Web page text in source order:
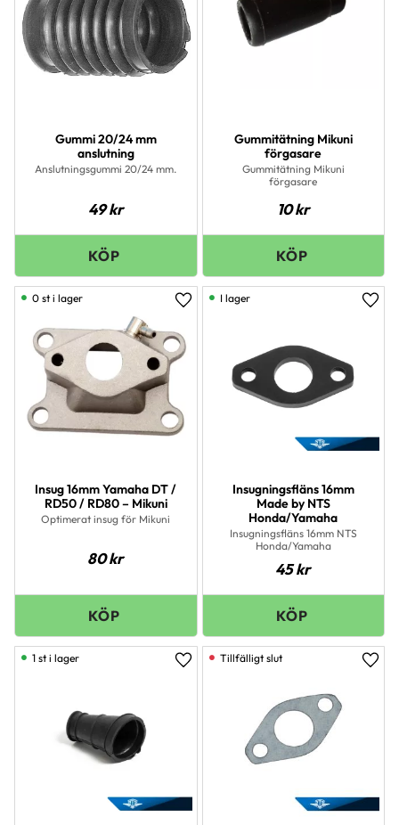
Gummi 20/24 mm
anslutning
Anslutningsgummi 20/24 mm.
49kr
Gummitätning Mikuni
förgasare
Gummitätning Mikuni
förgasare
10kr
Insug 16mm Yamaha DT /
RD50 / RD80 – Mikuni
Optimerat insug för Mikuni
80kr
Lägg till i favoriter
0 st i lager
Insugningsfläns 16mm
Made by NTS
Honda/Yamaha
Insugningsfläns 16mm NTS
Honda/Yamaha
45kr
I lager
Lägg till i favoriter
1 st i lager